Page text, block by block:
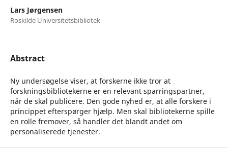
Lars Jørgensen
Roskilde Universitetsbibliotek
Abstract
Ny undersøgelse viser, at forskerne ikke tror at
forskningsbibliotekerne er en relevant sparringspartner,
når de skal publicere. Den gode nyhed er, at alle forskere i
princippet efterspørger hjælp. Men skal bibliotekerne spille
en rolle fremover, så handler det blandt andet om
personaliserede tjenester.